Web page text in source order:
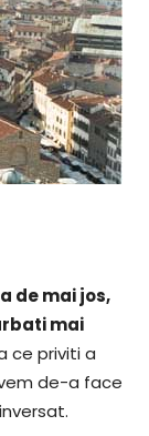
de mai jos,
mai
ce priviti a
de-a face